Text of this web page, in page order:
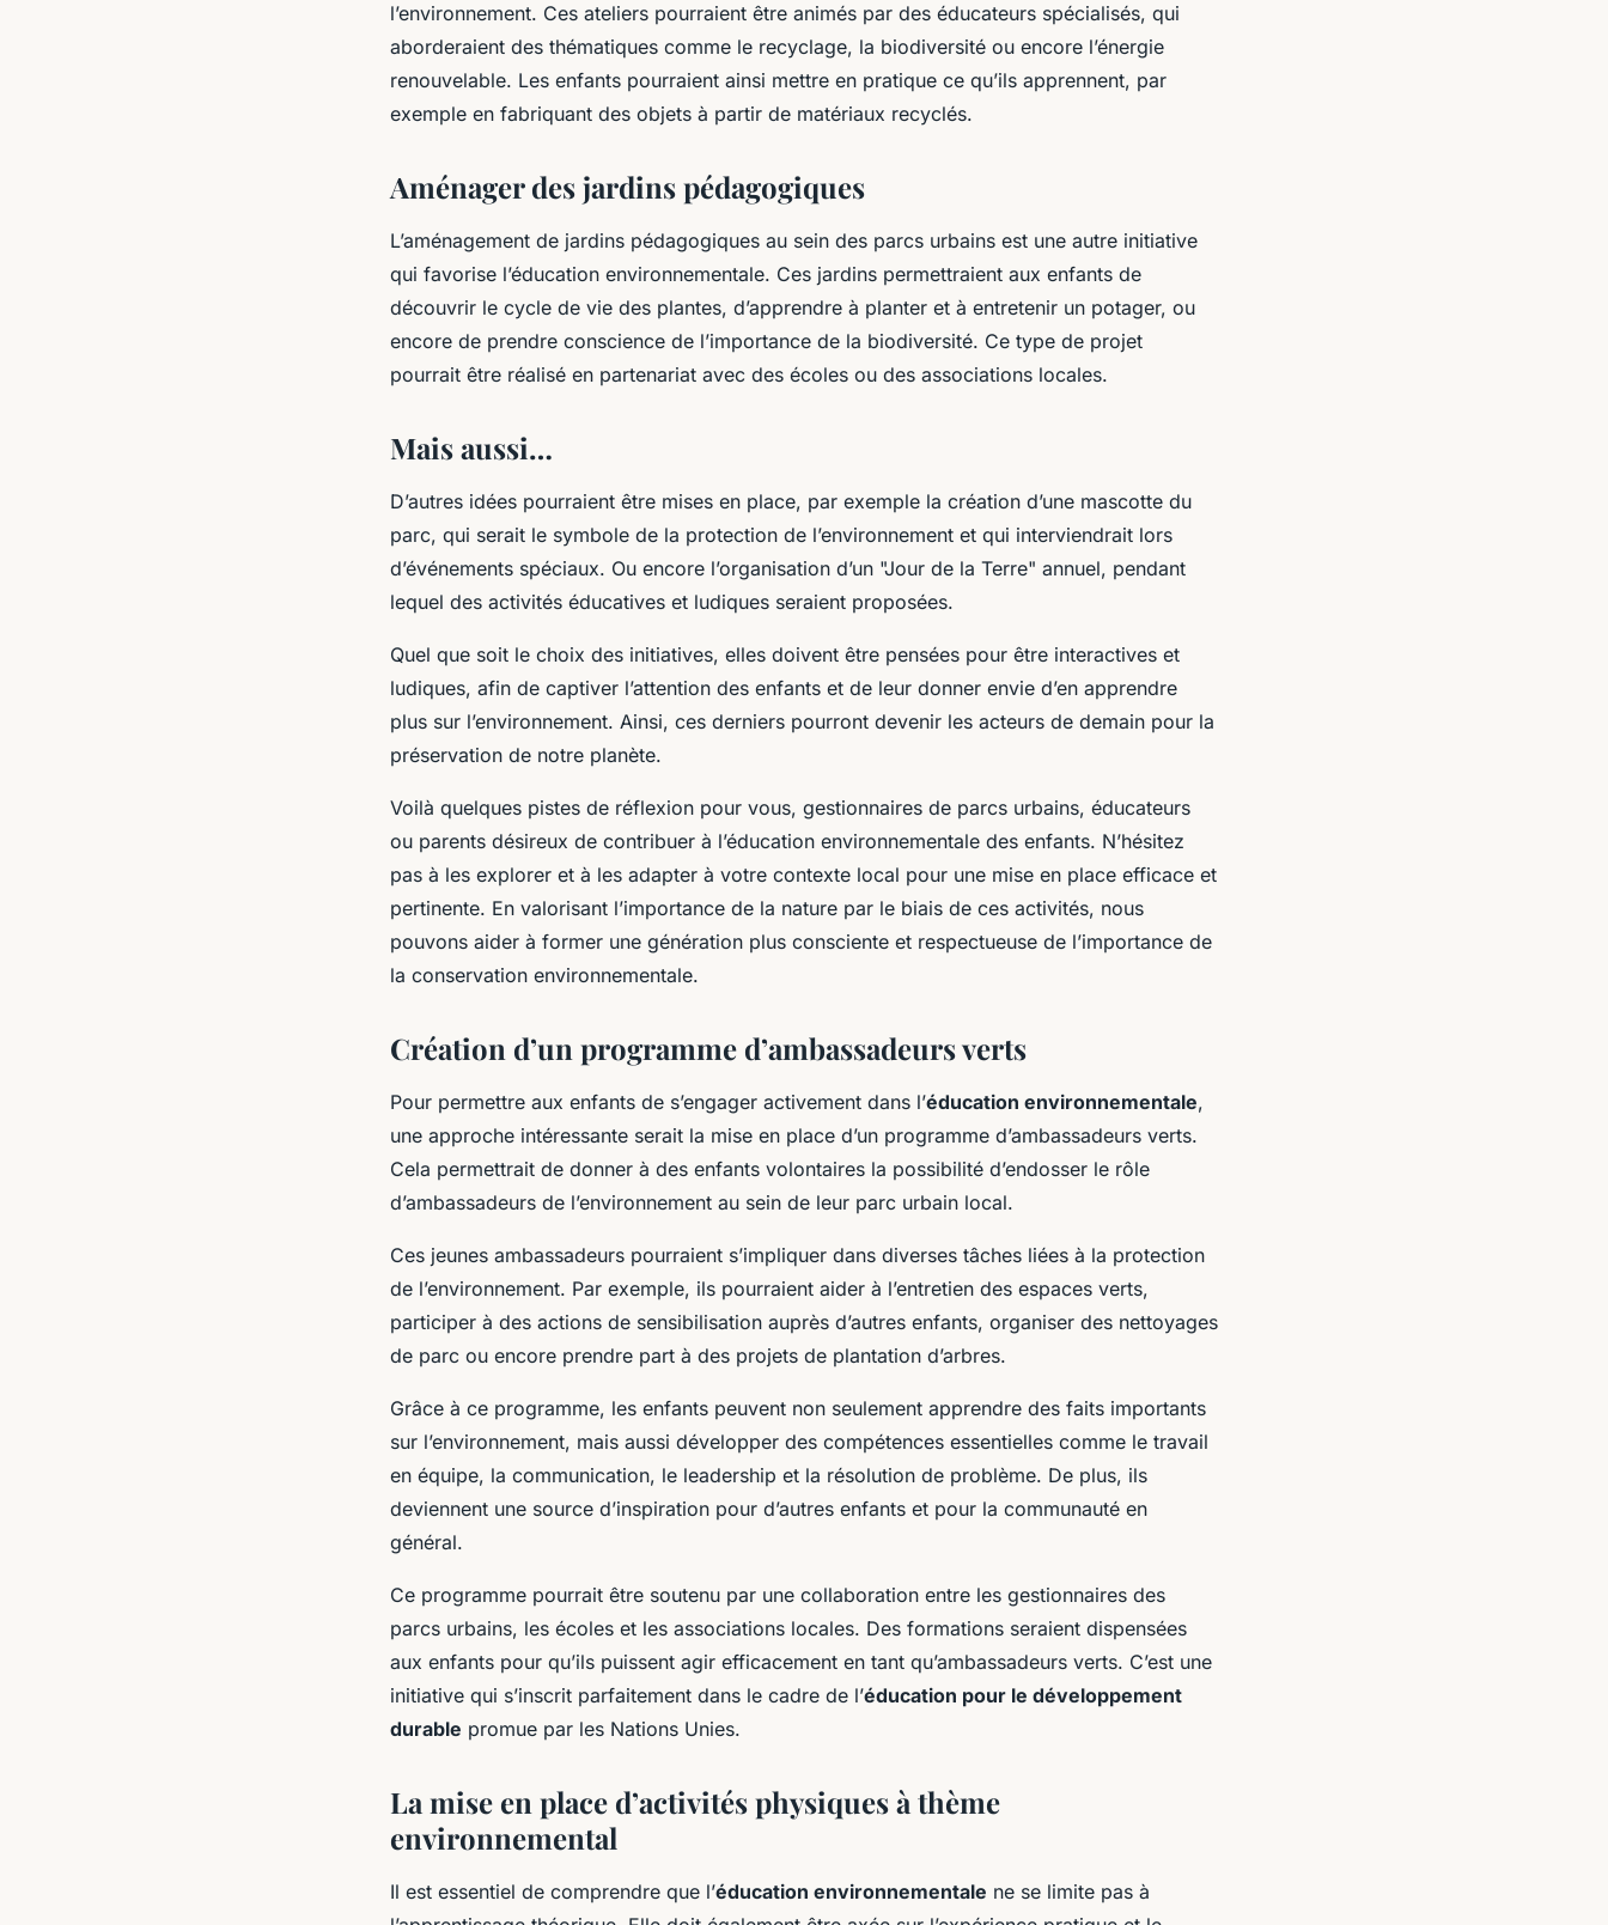
l’environnement. Ces ateliers pourraient être animés par des éducateurs spécialisés, qui
aborderaient des thématiques comme le recyclage, la biodiversité ou encore l’énergie
renouvelable. Les enfants pourraient ainsi mettre en pratique ce qu’ils apprennent, par
exemple en fabriquant des objets à partir de matériaux recyclés.
Aménager des jardins pédagogiques
L’aménagement de jardins pédagogiques au sein des parcs urbains est une autre initiative
qui favorise l’éducation environnementale. Ces jardins permettraient aux enfants de
découvrir le cycle de vie des plantes, d’apprendre à planter et à entretenir un potager, ou
encore de prendre conscience de l’importance de la biodiversité. Ce type de projet
pourrait être réalisé en partenariat avec des écoles ou des associations locales.
Mais aussi…
D’autres idées pourraient être mises en place, par exemple la création d’une mascotte du
parc, qui serait le symbole de la protection de l’environnement et qui interviendrait lors
d’événements spéciaux. Ou encore l’organisation d’un "Jour de la Terre" annuel, pendant
lequel des activités éducatives et ludiques seraient proposées.
Quel que soit le choix des initiatives, elles doivent être pensées pour être interactives et
ludiques, afin de captiver l’attention des enfants et de leur donner envie d’en apprendre
plus sur l’environnement. Ainsi, ces derniers pourront devenir les acteurs de demain pour la
préservation de notre planète.
Voilà quelques pistes de réflexion pour vous, gestionnaires de parcs urbains, éducateurs
ou parents désireux de contribuer à l’éducation environnementale des enfants. N’hésitez
pas à les explorer et à les adapter à votre contexte local pour une mise en place efficace et
pertinente. En valorisant l’importance de la nature par le biais de ces activités, nous
pouvons aider à former une génération plus consciente et respectueuse de l’importance de
la conservation environnementale.
Création d’un programme d’ambassadeurs verts
Pour permettre aux enfants de s’engager activement dans l’éducation environnementale,
une approche intéressante serait la mise en place d’un programme d’ambassadeurs verts.
Cela permettrait de donner à des enfants volontaires la possibilité d’endosser le rôle
d’ambassadeurs de l’environnement au sein de leur parc urbain local.
Ces jeunes ambassadeurs pourraient s’impliquer dans diverses tâches liées à la protection
de l’environnement. Par exemple, ils pourraient aider à l’entretien des espaces verts,
participer à des actions de sensibilisation auprès d’autres enfants, organiser des nettoyages
de parc ou encore prendre part à des projets de plantation d’arbres.
Grâce à ce programme, les enfants peuvent non seulement apprendre des faits importants
sur l’environnement, mais aussi développer des compétences essentielles comme le travail
en équipe, la communication, le leadership et la résolution de problème. De plus, ils
deviennent une source d’inspiration pour d’autres enfants et pour la communauté en
général.
Ce programme pourrait être soutenu par une collaboration entre les gestionnaires des
parcs urbains, les écoles et les associations locales. Des formations seraient dispensées
aux enfants pour qu’ils puissent agir efficacement en tant qu’ambassadeurs verts. C’est une
initiative qui s’inscrit parfaitement dans le cadre de l’éducation pour le développement
durable promue par les Nations Unies.
La mise en place d’activités physiques à thème
environnemental
Il est essentiel de comprendre que l’éducation environnementale ne se limite pas à